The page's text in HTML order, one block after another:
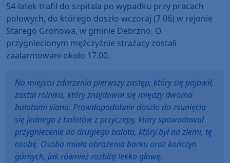
54-latek trafił do szpitala po wypadku przy pracach
polowych, do którego doszło wczoraj (7.06) w rejonie
Starego Gronowa, w gminie Debrzno. O
przygniecionym mężczyźnie strażacy zostali
zaalarmowani około 17.00.
Na miejscu zdarzenia pierwszy zastęp, który się pojawił,
zastał rolnika, który znajdował się między dwoma
balotami siana. Prawdopodobnie doszło do zsunięcia
się jednego z balotów z przyczepy, który spowodował
przygniecenie do drugiego balota, który był na ziemi, tę
osobę. Osoba miała obrażenia barku oraz kończyn
górnych, jak również rozbitą lekko głowę.